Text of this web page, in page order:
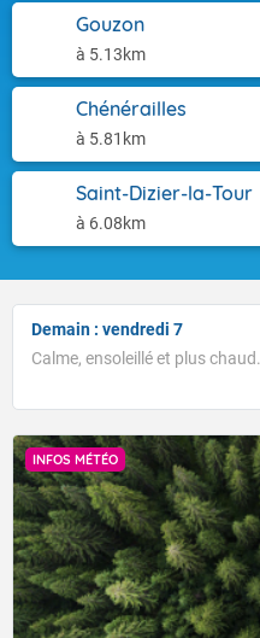
Gouzon
à 5.13km
Chénérailles
à 5.81km
Saint-Dizier-la-Tour
à 6.08km
Demain : vendredi 7
Calme, ensoleillé et plus chaud.
INFOS MÉTÉO